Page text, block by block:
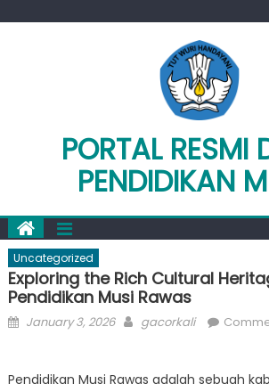
PORTAL RESMI
PENDIDIKAN
Uncategorized
Exploring the Rich Cultural
Pendidikan Musi Rawas
Posted
January 3, 2026 Author
gacorkali
Pendidikan Musi Rawas adalah sebuah